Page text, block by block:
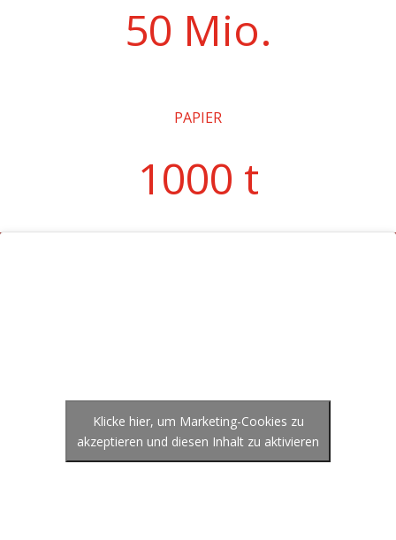
50 Mio.
PAPIER
1000 t
Klicke hier, um Marketing-Cookies zu
akzeptieren und diesen Inhalt zu aktivieren